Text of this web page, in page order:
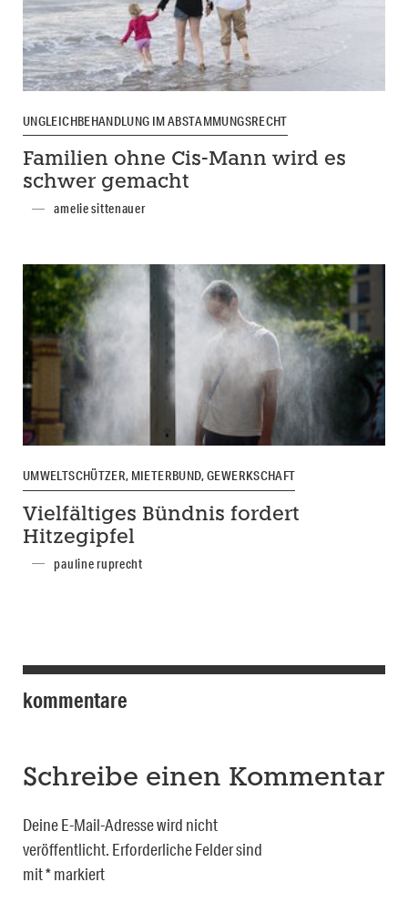
UNGLEICHBEHANDLUNG IM ABSTAMMUNGSRECHT
Familien ohne Cis-Mann wird es
schwer gemacht
amelie sittenauer
UMWELTSCHÜTZER, MIETERBUND, GEWERKSCHAFT
Vielfältiges Bündnis fordert
Hitzegipfel
pauline ruprecht
kommentare
Schreibe einen Kommentar
Deine E-Mail-Adresse wird nicht
veröffentlicht. Erforderliche Felder sind
mit*markiert